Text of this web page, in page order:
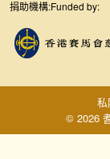
捐助機構:Funded by:
© 2026
私